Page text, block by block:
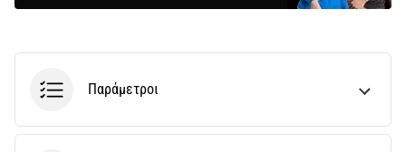
Παράμετροι